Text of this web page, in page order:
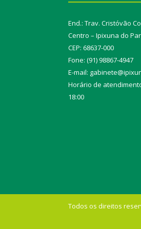
End.: Trav. Cristóvão
Centro – Ipixuna do
CEP: 68637-000
Fone: (91) 98867-4947
E-mail:
Horário de
18:00
Todos os direitos